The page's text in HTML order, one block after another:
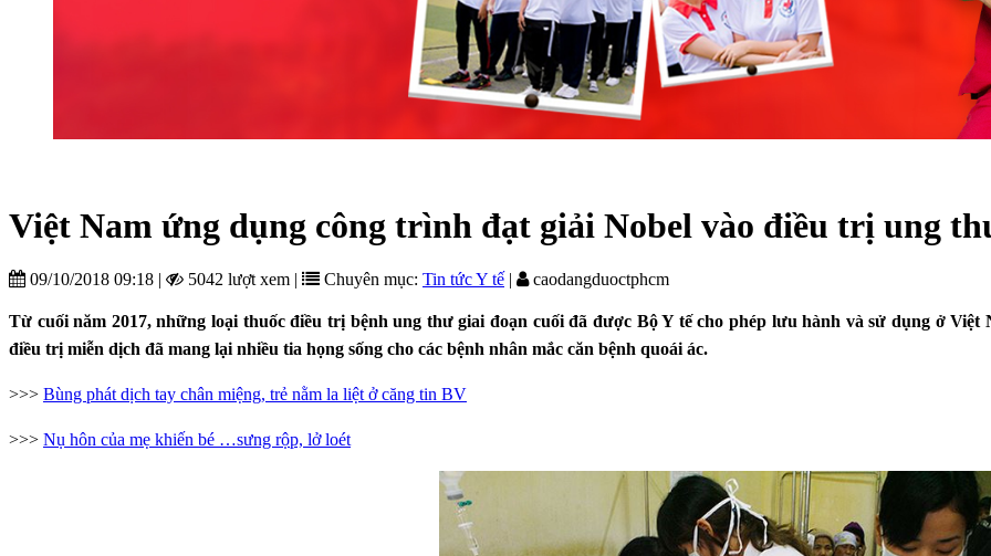
Việt Nam ứng dụng công trình đạt giải Nobel vào điều trị ung
09/10/2018 09:18 | 5042 lượt xem | Chuyên mục: Tin tức Y tế | caodangduoctphcm
Từ cuối năm 2017, những loại thuốc điều trị bệnh ung thư giai đoạn cuối đã được Bộ Y tế cho phép lưu hành và sử dụng ở
điều trị miễn dịch đã mang lại nhiều tia họng sống cho các bệnh nhân mắc căn bệnh quoái ác.
>>> Bùng phát dịch tay chân miệng, trẻ nằm la liệt ở căng tin BV
>>> Nụ hôn của mẹ khiến bé …sưng rộp, lở loét